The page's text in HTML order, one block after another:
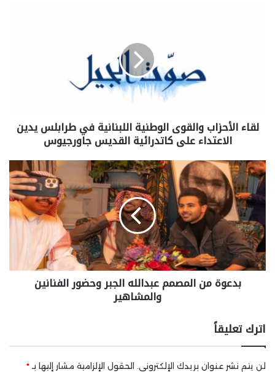
لقاء الأحزاب والقوى الوطنية اللبنانية في طرابلس يدين
الاعتداء على كاتدرائية القديس جاورجيوس
بدعوة من المصمم عبدالله الجبر وحضور الفنانين
والمشاهير
اترك تعليقاً
لن يتم نشر عنوان بريدك الإلكتروني. الحقول الإلزامية مشار إليها بـ*